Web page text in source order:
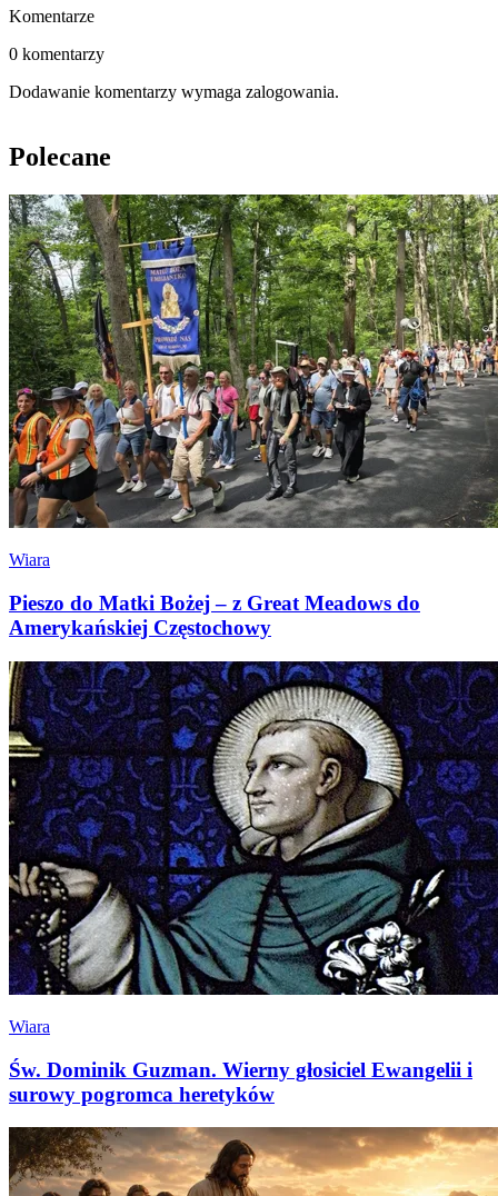
Komentarze
0 komentarzy
Dodawanie komentarzy wymaga zalogowania.
Polecane
Wiara
Pieszo do Matki Bożej – z Great Meadows do
Amerykańskiej Częstochowy
Wiara
Św. Dominik Guzman. Wierny głosiciel Ewangelii i
surowy pogromca heretyków